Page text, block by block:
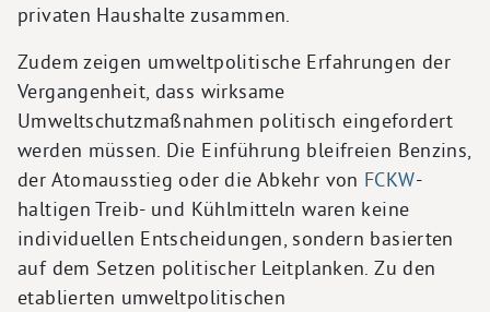
privaten Haushalte zusammen.
Zudem zeigen umweltpolitische Erfahrungen der
Vergangenheit, dass wirksame
Umweltschutzmaßnahmen politisch eingefordert
werden müssen. Die Einführung bleifreien Benzins,
der Atomausstieg oder die Abkehr von FCKW-
haltigen Treib- und Kühlmitteln waren keine
individuellen Entscheidungen, sondern basierten
auf dem Setzen politischer Leitplanken. Zu den
etablierten umweltpolitischen